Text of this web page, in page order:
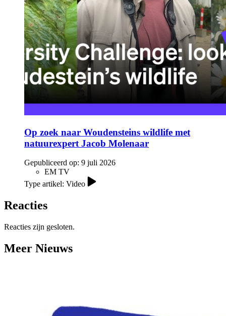
Op zoek naar Woudensteins wildlife met
natuurexpert Jacob Molenaar
Gepubliceerd op: 9 juli 2026
EM TV
Type artikel: Video
Reacties
Reacties zijn gesloten.
Meer Nieuws